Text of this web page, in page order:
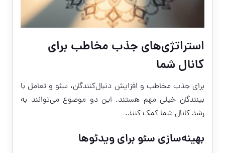
استراتژی‌های جذب مخاطب برای
کانال شما
برای جذب مخاطب و افزایش دنبال‌کنندگان، سئو و تعامل با
بینندگان خیلی مهم هستند. این دو موضوع می‌توانند به
رشد کانال شما کمک کنند.
بهینه‌سازی سئو برای ویدئوها